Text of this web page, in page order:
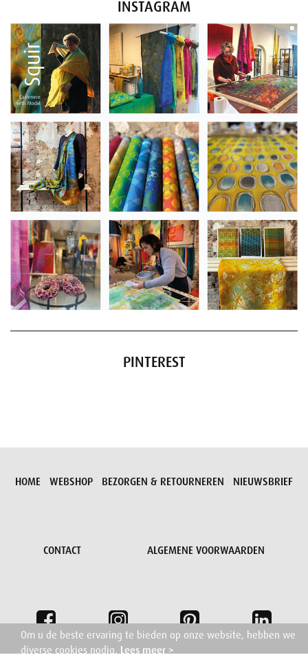
INSTAGRAM
PINTEREST
HOME WEBSHOP BEZORGEN & RETOURNEREN NIEUWSBRIEF
CONTACT ALGEMENE VOORWAARDEN
Om u de beste ervaring te bieden op onze website, hebben we
diverse cookies nodig.Lees meer >